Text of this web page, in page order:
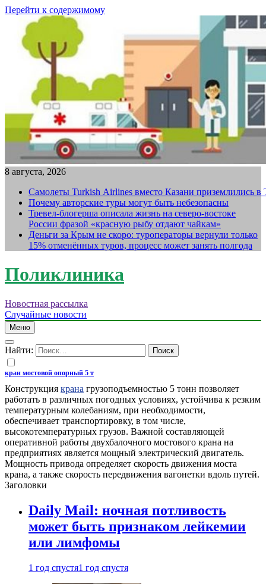
Перейти к содержимому
8 августа, 2026
Самолеты Turkish Airlines вместо Казани приземлились в
Почему авторские туры могут быть небезопасны
Тревел-блогерша описала жизнь на северо-востоке
России фразой «красную рыбу отдают чайкам»
Деньги за Крым не скоро: туроператоры вернули только
15% отменённых туров, процесс может занять полгода
Поликлиника
Новостная рассылка
Случайные новости
Меню
Найти:
кран мостовой опорный 5 т
Конструкция крана грузоподъемностью 5 тонн позволяет
работать в различных погодных условиях, устойчива к резким
температурным колебаниям, при необходимости,
обеспечивает транспортировку, в том числе,
высокотемпературных грузов. Важной составляющей
оперативной работы двухбалочного мостового крана на
предприятиях является мощный электрический двигатель.
Мощность привода определяет скорость движения моста
крана, а также скорость передвижения вагонетки вдоль путей.
Заголовки
Daily Mail: ночная потливость
может быть признаком лейкемии
или лимфомы
1 год спустя1 год спустя